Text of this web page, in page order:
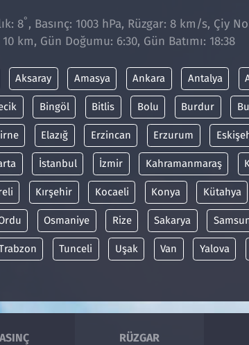
8° , Basınç: 1003 hPa, Rüzgar: 8 km/s, Çiy
km, Gün Doğumu: 6:30, Gün Batımı: 18:38
Aksaray Amasya Ankara Antalya
Bingöl Bitlis Bolu Burdur
Elazığ Erzincan Erzurum
İstanbul İzmir Kahramanmaraş
Kırşehir Kocaeli Konya Kütahya
Osmaniye Rize Sakarya
Tunceli Uşak Van Yalova
RÜZGAR